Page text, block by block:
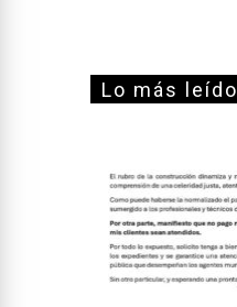
Lo más leído